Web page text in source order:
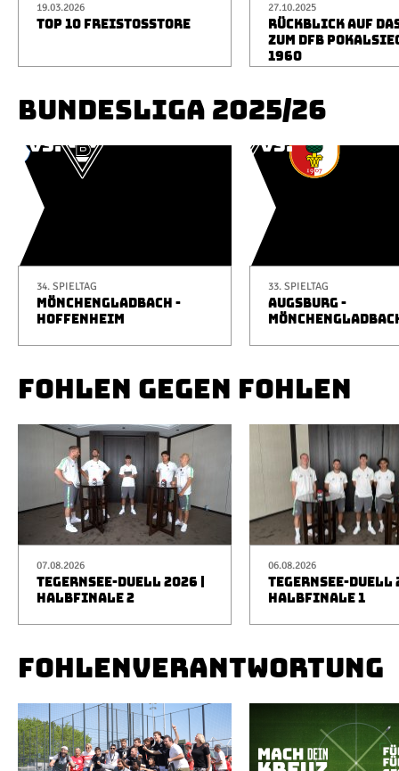
19.03.2026
TOP 10 FREISTOSSTORE
27.10.2025
RÜCKBLICK AUF
ZUM DFB
1960
BUNDESLIGA 2025/26
34. SPIELTAG
MÖNCHENGLADBACH -
HOFFENHEIM
33. SPIELTAG
AUGSBURG -
FOHLEN GEGEN FOHLEN
07.08.2026
TEGERNSEE-DUELL 2026 |
HALBFINALE 2
06.08.2026
TEGERNSEE-DUELL
HALBFINALE 1
FOHLENVERANTWORTUNG